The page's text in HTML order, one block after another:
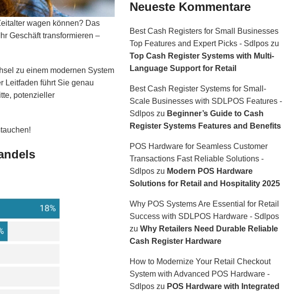
wagen können? Das
Geschäft transformieren –
zu einem modernen System
Leitfaden führt Sie genau
potenzieller
Neueste Kommentare
Best Cash Registers for Small Businesses
Top Features and Expert Picks - Sdlposzu
Top Cash Register Systems with Multi-
Language Support for Retail
Best Cash Register Systems for Small-
Scale Businesses with SDLPOS Features -
Sdlposzu Beginner’s Guide to Cash
Register Systems Features and Benefits
POS Hardware for Seamless Customer
Transactions Fast Reliable Solutions -
Sdlposzu Modern POS Hardware
Solutions for Retail and Hospitality 2025
Why POS Systems Are Essential for Retail
Success with SDLPOS Hardware - Sdlpos
zu Why Retailers Need Durable Reliable
Cash Register Hardware
How to Modernize Your Retail Checkout
System with Advanced POS Hardware -
Sdlposzu POS Hardware with Integrated